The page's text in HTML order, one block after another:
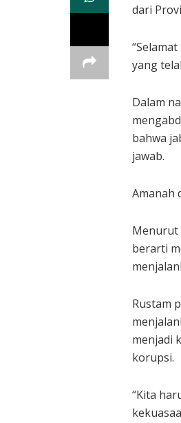
dari
yang
Dalam
bahwa
jawab.
Amanah
Menurut
berarti
Rustam
menjadi
korupsi.
“Kita